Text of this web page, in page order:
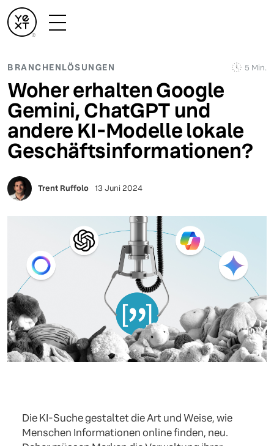
BRANCHENLÖSUNGEN 5 Min.
Woher erhalten Google
Gemini, ChatGPT und
andere KI-Modelle lokale
Geschäftsinformationen?
Trent Ruffolo 13 Juni 2024
Die KI-Suche gestaltet die Art und Weise, wie
Menschen Informationen online finden, neu.